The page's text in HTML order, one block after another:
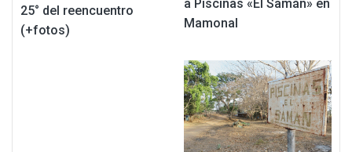
25° del reencuentro
(+fotos)
a Piscinas «El Samán» en
Mamonal